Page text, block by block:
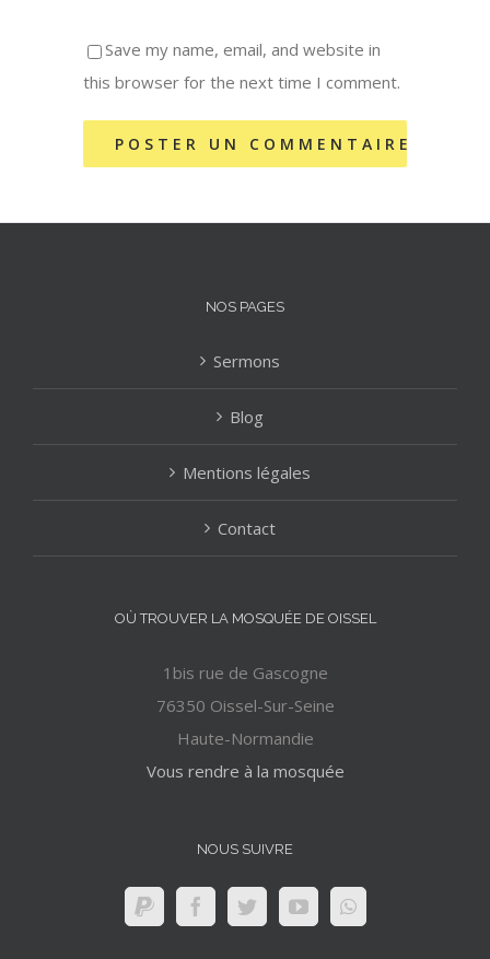
Save my name, email, and website in
this browser for the next time I comment.
NOS PAGES
Sermons
Blog
Mentions légales
Contact
OÙ TROUVER LA MOSQUÉE DE OISSEL
1bis rue de Gascogne
76350 Oissel-Sur-Seine
Haute-Normandie
Vous rendre à la mosquée
NOUS SUIVRE